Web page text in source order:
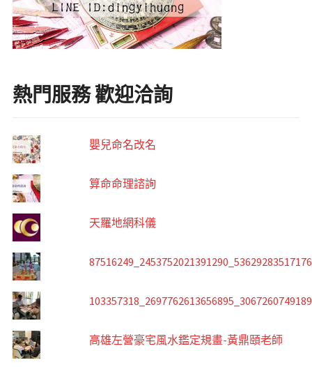
熱門服務 歡迎洽詢
嬰兒命名改名
算命命理諮詢
天羅地網科儀
高雄左營豪宅風水鑑定規畫-黃鼎頤老師